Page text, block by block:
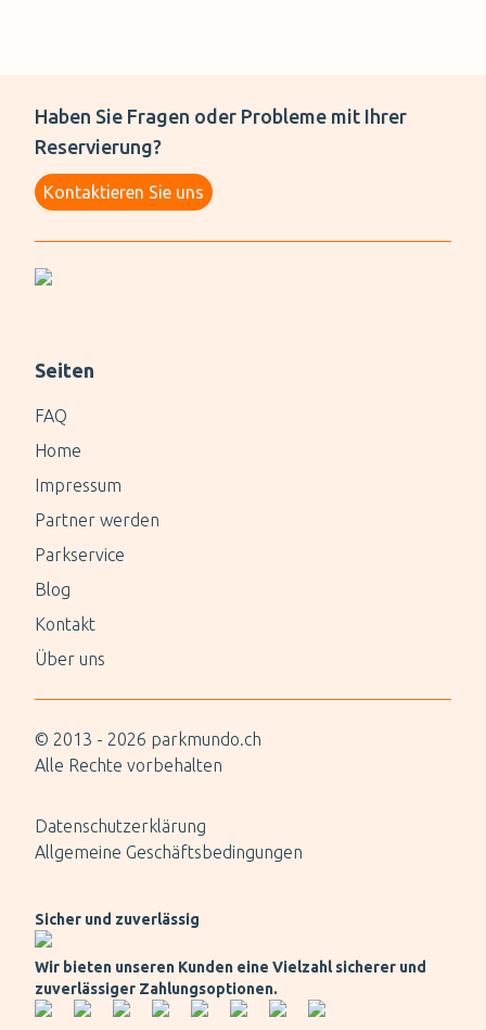
Haben Sie Fragen oder Probleme mit Ihrer
Reservierung?
Kontaktieren Sie uns
Seiten
FAQ
Home
Impressum
Partner werden
Parkservice
Blog
Kontakt
Über uns
© 2013 - 2026 parkmundo.ch
Alle Rechte vorbehalten
Datenschutzerklärung
Allgemeine Geschäftsbedingungen
Sicher und zuverlässig
Wir bieten unseren Kunden eine Vielzahl sicherer und
zuverlässiger Zahlungsoptionen.